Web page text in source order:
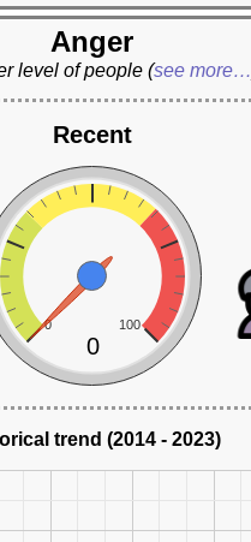
Anger
level of people(see more…
Recent
0 100
0
trend (2014 - 2023)